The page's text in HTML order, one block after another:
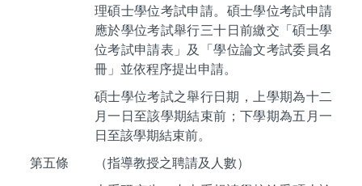
理碩士學位考試申請。碩士學位考試申請
應於學位考試舉行三十日前繳交「碩士學
位考試申請表」及「學位論文考試委員名
冊」並依程序提出申請。
碩士學位考試之舉行日期，上學期為十二
月一日至該學期結束前；下學期為五月一
日至該學期結束前。
第五條
（指導教授之聘請及人數）